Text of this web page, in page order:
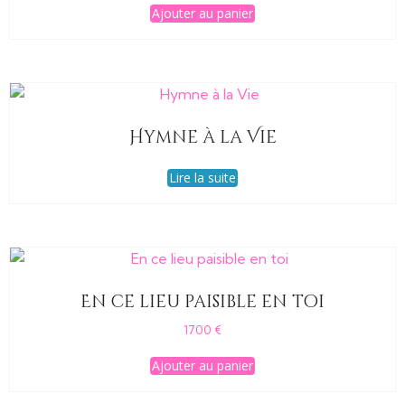
Ajouter au panier
Hymne à la Vie
Lire la suite
En ce lieu paisible en toi
1700 €
Ajouter au panier